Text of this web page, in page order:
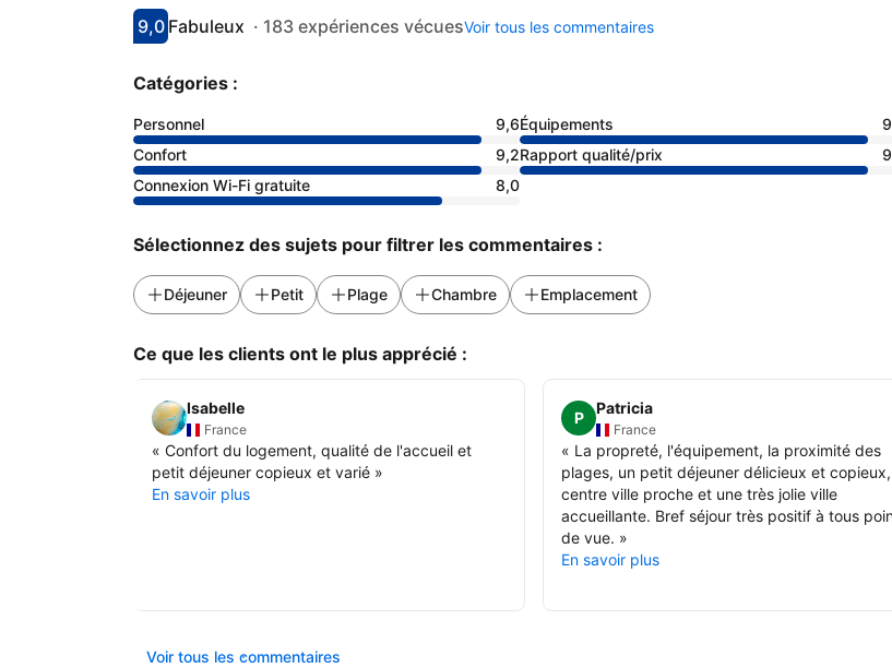
Avec une note de 9
9,0
fabuleuxFabuleux · 183 expériences vécuesVoir tous les commentaires
Catégories :
Personnel 9,6Équipements
Confort
9,2Rapport qualité/prix
Connexion Wi-Fi gratuite
8,0
Sélectionnez des sujets pour filtrer les commentaires :
Déjeuner Petit Plage Chambre Emplacement
Ce que les clients ont le plus apprécié :
Isabelle
France
« Confort du logement, qualité de l'accueil et
petit déjeuner copieux et varié »
En savoir plus
P
Patricia
France
« La propreté, l'équipement, la proximité des
plages, un petit déjeuner délicieux et
centre ville proche et une très jolie ville
accueillante. Bref séjour très positif à tous
de vue. »
En savoir plus
Voir tous les commentaires